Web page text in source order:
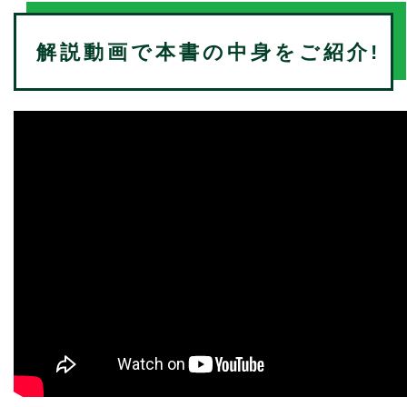
解説動画で本書の中身をご紹介!